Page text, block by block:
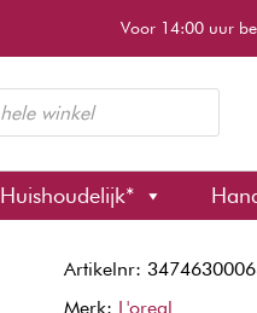
Voor 14:00 uur
Huishoudelijk*
Artikelnr:
Merk: L'oreal